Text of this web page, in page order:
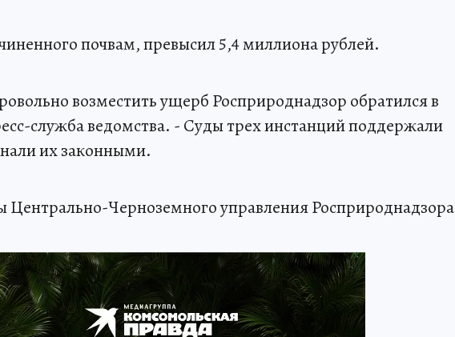
почвам, превысил 5,4 миллиона рублей.
возместить ущерб Росприроднадзор обратился в
служба ведомства. - Суды трех инстанций поддержали
их законными.
Центрально-Черноземного управления Росприроднадзора